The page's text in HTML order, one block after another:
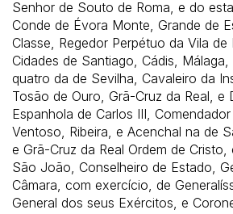
Senhor de Souto de Roma, e do
Conde de Évora Monte, Grande de
Classe, Regedor Perpétuo da Vila de
Cidades de Santiago, Cádis,
quatro da de Sevilha, Cavaleiro da
Tosão de Ouro, Grã-Cruz da Real, e
Espanhola de Carlos III,
Ventoso, Ribeira, e Acenchal na de
e Grã-Cruz da Real Ordem de Cristo,
São João, Conselheiro de Estado,
Câmara, com exercício, de
General dos seus Exércitos, e